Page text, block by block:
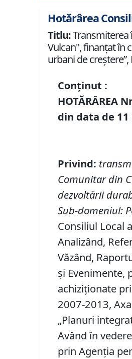
Hotărârea
Titlu:Transmiterea
Vulcan", finanţat în
urbani de
Conținut :
HOTĂRÂREA
din data de
Privind:
Comunitar din
dezvoltării
Sub-domeniul:
Consiliul Local
Analizând,
Văzând,
şi Evenimente,
achiziţionate
2007-2013,
„Planuri
Având în
prin Agenția